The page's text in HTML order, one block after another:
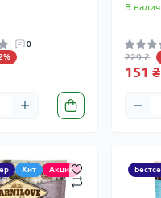
0
В
229 ₴
151 ₴
Хит Акция